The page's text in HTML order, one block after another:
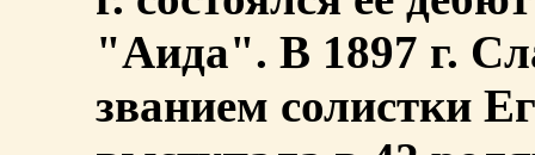
"Аида". В 1897 г.
званием солистки